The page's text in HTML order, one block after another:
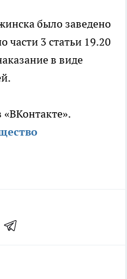
было заведено
части 3 статьи 19.20
в виде